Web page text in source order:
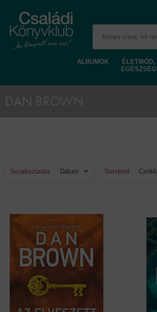
ALBUMOK
ÉLETMÓD,
EGÉSZSÉG
Sorakoztatás Sorrend